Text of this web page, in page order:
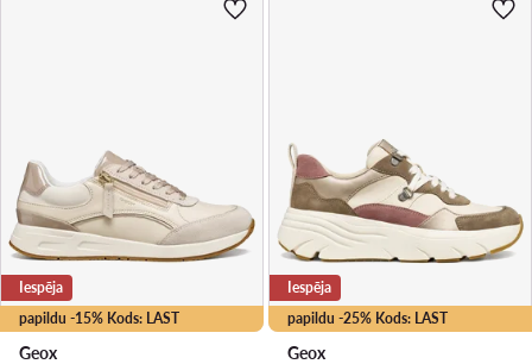
papildu -15% Kods: LAST
Iespēja
Geox
papildu -25% Kods: LAST
Iespēja
Geox